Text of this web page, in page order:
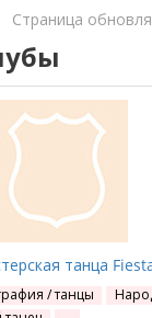
Cтраница
танца
/ танцы